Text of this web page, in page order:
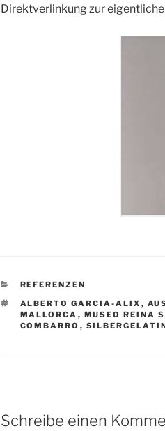
Direktverlinkung zur
KATEGORIEN
REFERENZEN
SCHLAGWÖRTER
ALBERTO GARCIA-ALIX ,
MALLORCA , MUSEO REINA
COMBARRO ,
Schreibe einen